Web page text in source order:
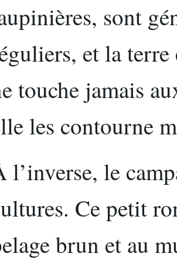
sont
et la terre
touche jamais
les contourne
l’inverse, le
Ce petit
brun et au